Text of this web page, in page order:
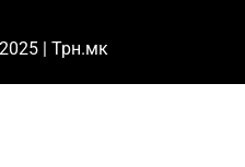
| Трн.мк